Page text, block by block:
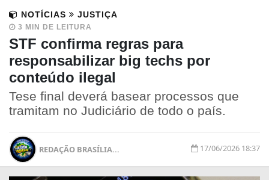
NOTÍCIAS JUSTIÇA
3 MIN DE LEITURA
STF confirma regras para
responsabilizar big techs por
conteúdo ilegal
Tese final deverá basear processos que
tramitam no Judiciário de todo o país.
REDAÇÃO BRASÍLIA... 17/06/2026 18:37